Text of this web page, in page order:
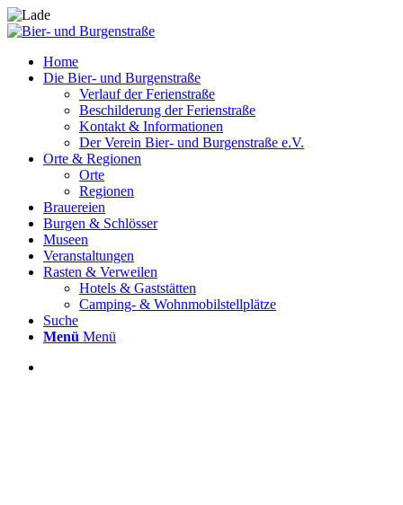
Home
Die Bier- und Burgenstraße
Verlauf der Ferienstraße
Beschilderung der Ferienstraße
Kontakt & Informationen
Der Verein Bier- und Burgenstraße e.V.
Orte & Regionen
Orte
Regionen
Brauereien
Burgen & Schlösser
Museen
Veranstaltungen
Rasten & Verweilen
Hotels & Gaststätten
Camping- & Wohnmobilstellplätze
Suche
Menü Menü